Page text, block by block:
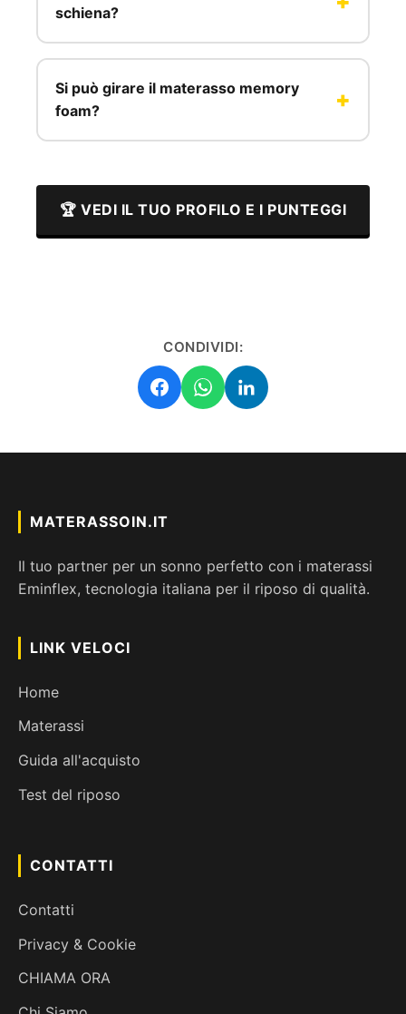
schiena?
Si può girare il materasso memory
foam?
🏆 VEDI IL TUO PROFILO E I PUNTEGGI
CONDIVIDI:
MATERASSOIN.IT
Il tuo partner per un sonno perfetto con i materassi
Eminflex, tecnologia italiana per il riposo di qualità.
LINK VELOCI
Home
Materassi
Guida all'acquisto
Test del riposo
CONTATTI
Contatti
Privacy & Cookie
CHIAMA ORA